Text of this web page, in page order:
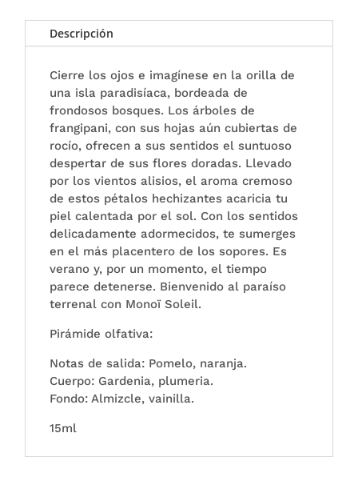
SOLEIL
-
Paris
cantidad
Descripción
Cierre los ojos e imagínese en la orilla de
una isla paradisíaca, bordeada de
frondosos bosques. Los árboles de
frangipani, con sus hojas aún cubiertas de
rocío, ofrecen a sus sentidos el suntuoso
despertar de sus flores doradas. Llevado
por los vientos alisios, el aroma cremoso
de estos pétalos hechizantes acaricia tu
piel calentada por el sol. Con los sentidos
delicadamente adormecidos, te sumerges
en el más placentero de los sopores. Es
verano y, por un momento, el tiempo
parece detenerse. Bienvenido al paraíso
terrenal con Monoï Soleil.
Pirámide olfativa:
Notas de salida: Pomelo, naranja.
Cuerpo: Gardenia, plumeria.
Fondo: Almizcle, vainilla.
15ml